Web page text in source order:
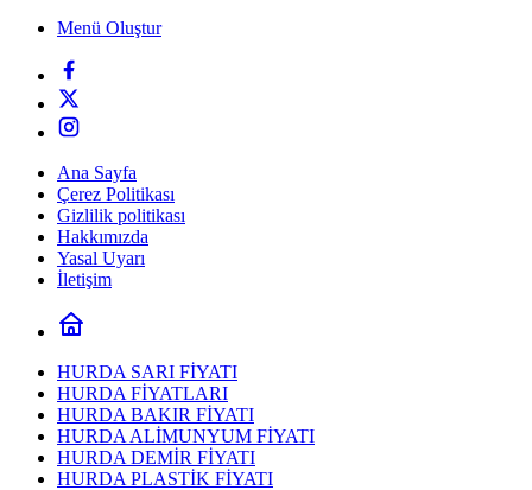
Menü Oluştur
Ana Sayfa
Çerez Politikası
Gizlilik politikası
Hakkımızda
Yasal Uyarı
İletişim
HURDA SARI FİYATI
HURDA FİYATLARI
HURDA BAKIR FİYATI
HURDA ALİMUNYUM FİYATI
HURDA DEMİR FİYATI
HURDA PLASTİK FİYATI